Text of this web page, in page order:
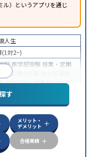
ル）というアプリを通じ
人生
(1対2~)
験 医学部受験 授業・定期
学習習慣の定着
学校別特化対策国公立大
対策
の振替可能不登校生に対
から受講可能季節講習の
す
メリット・
デメリット
合格実績